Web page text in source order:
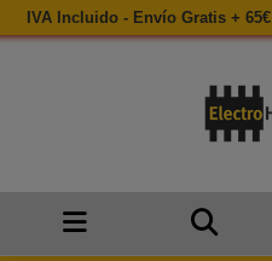
IVA Incluido - Envío Gratis + 65€